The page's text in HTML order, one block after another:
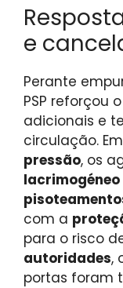
e
Perante
PSP reforçou o
adicionais e
circulação.
pressão, os
lacrimogéneo
com a
para o risco
autoridades,
portas foram